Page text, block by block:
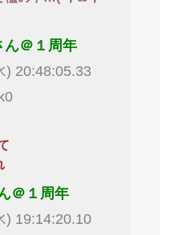
ん＠１周年
) 20:48:05.33
＠１周年
) 19:14:20.10